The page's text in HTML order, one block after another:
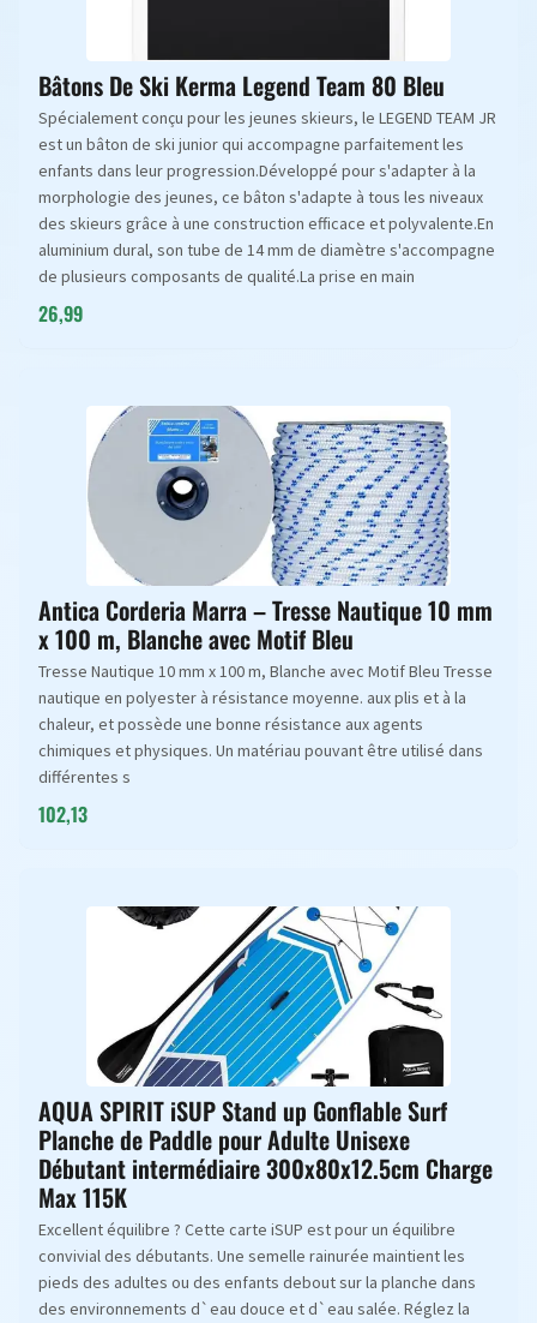
Bâtons De Ski Kerma Legend Team 80 Bleu
Spécialement conçu pour les jeunes skieurs, le LEGEND TEAM JR
est un bâton de ski junior qui accompagne parfaitement les
enfants dans leur progression.Développé pour s'adapter à la
morphologie des jeunes, ce bâton s'adapte à tous les niveaux
des skieurs grâce à une construction efficace et polyvalente.En
aluminium dural, son tube de 14 mm de diamètre s'accompagne
de plusieurs composants de qualité.La prise en main
26,99
Antica Corderia Marra – Tresse Nautique 10 mm
x 100 m, Blanche avec Motif Bleu
Tresse Nautique 10 mm x 100 m, Blanche avec Motif Bleu Tresse
nautique en polyester à résistance moyenne. aux plis et à la
chaleur, et possède une bonne résistance aux agents
chimiques et physiques. Un matériau pouvant être utilisé dans
différentes s
102,13
AQUA SPIRIT iSUP Stand up Gonflable Surf
Planche de Paddle pour Adulte Unisexe
Débutant intermédiaire 300x80x12.5cm Charge
Max 115K
Excellent équilibre ? Cette carte iSUP est pour un équilibre
convivial des débutants. Une semelle rainurée maintient les
pieds des adultes ou des enfants debout sur la planche dans
des environnements d`eau douce et d`eau salée. Réglez la